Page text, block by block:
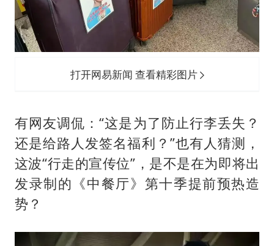
打开网易新闻 查看精彩图片
有网友调侃：“这是为了防止行李丢失？
还是给路人发签名福利？”也有人猜测，
这波“行走的宣传位”，是不是在为即将出
发录制的《中餐厅》第十季提前预热造
势？